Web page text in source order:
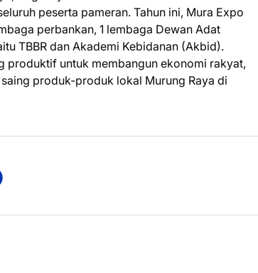
peserta pameran. Tahun ini, Mura Expo
perbankan, 1 lembaga Dewan Adat
TBBR dan Akademi Kebidanan (Akbid).
produktif untuk membangun ekonomi rakyat,
produk-produk lokal Murung Raya di